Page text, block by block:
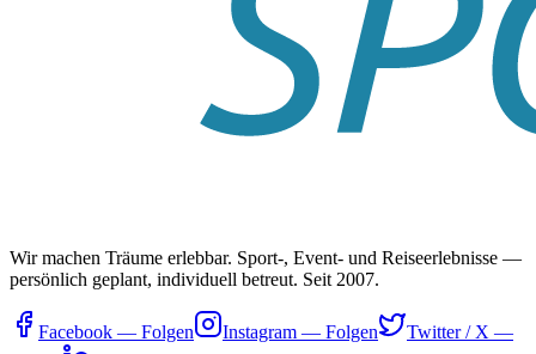
Wir machen Träume erlebbar. Sport-, Event- und Reiseerlebnisse —
persönlich geplant, individuell betreut. Seit 2007.
Facebook — Folgen Instagram — Folgen Twitter / X —